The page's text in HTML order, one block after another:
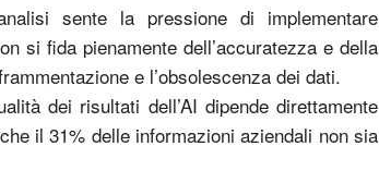
sente la pressione di implementare
si fida pienamente dell’accuratezza e della
e l’obsolescenza dei dati.
dei risultati dell’AI dipende direttamente
il 31% delle informazioni aziendali non sia